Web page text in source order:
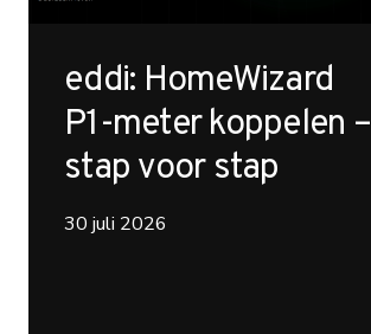
eddi: HomeWizard
P1-meter koppelen –
stap voor stap
30 juli 2026